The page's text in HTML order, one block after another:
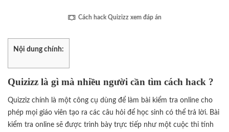
Cách hack Quizizz xem đáp án
Nội dung chính:
Quizizz là gì mà nhiều người cần tìm cách hack ?
Quizziz chính là một công cụ dùng để làm bài kiểm tra online cho
phép mọi giáo viên tạo ra các câu hỏi để học sinh có thể trả lời. Bài
kiểm tra online sẽ được trình bày trực tiếp như một cuộc thi tính